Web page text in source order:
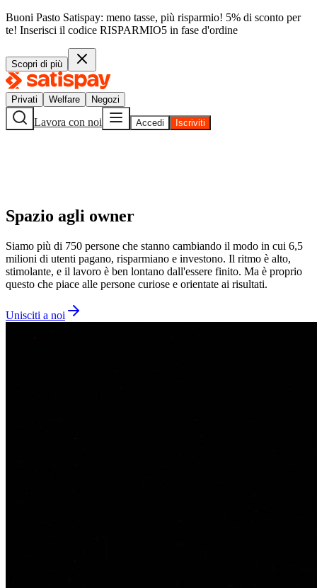
Buoni Pasto Satispay: meno tasse, più risparmio! 5% di sconto per
te! Inserisci il codice RISPARMIO5 in fase d'ordine
Scopri di più
Privati Welfare Negozi
Lavora con noi Accedi Iscriviti
Spazio agli owner
Siamo più di 750 persone che stanno cambiando il modo in cui 6,5
milioni di utenti pagano, risparmiano e investono. Il ritmo è alto,
stimolante, e il lavoro è ben lontano dall'essere finito. Ma è proprio
questo che piace alle persone curiose e orientate ai risultati.
Unisciti a noi